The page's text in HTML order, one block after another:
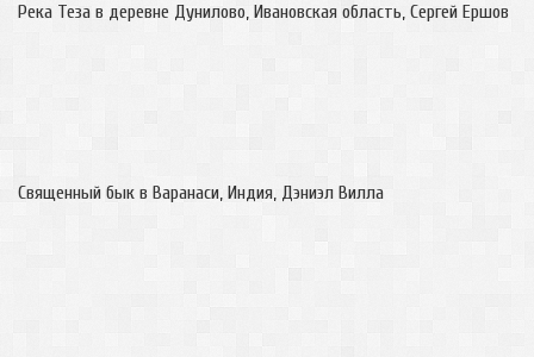
Река Теза в деревне Дунилово, Ивановская область, Сергей Ершов
Священный бык в Варанаси, Индия, Дэниэл Вилла